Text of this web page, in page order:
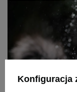
Konfiguracja